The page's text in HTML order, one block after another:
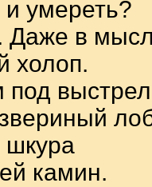
умереть?
Даже в
холоп.
выстрел
шкура
камин.